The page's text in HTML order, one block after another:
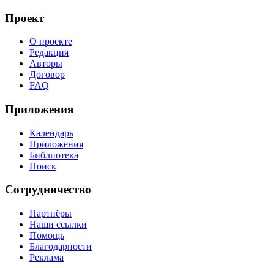
Проект
О проекте
Редакция
Авторы
Договор
FAQ
Приложения
Календарь
Приложения
Библиотека
Поиск
Сотрудничество
Партнёры
Наши ссылки
Помощь
Благодарности
Реклама